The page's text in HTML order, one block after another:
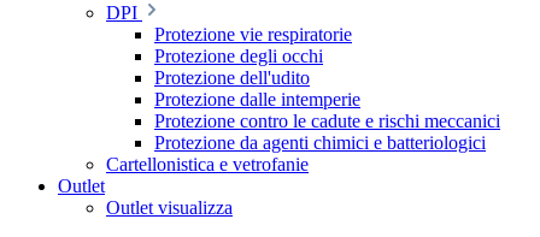
DPI
Protezione vie respiratorie
Protezione degli occhi
Protezione dell'udito
Protezione dalle intemperie
Protezione contro le cadute e rischi meccanici
Protezione da agenti chimici e batteriologici
Cartellonistica e vetrofanie
Outlet
Outlet visualizza